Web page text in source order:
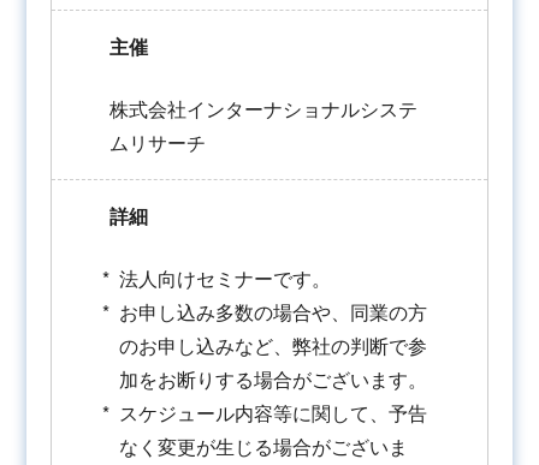
主催
株式会社インターナショナルシステ
ムリサーチ
詳細
法人向けセミナーです。
お申し込み多数の場合や、同業の方
のお申し込みなど、弊社の判断で参
加をお断りする場合がございます。
スケジュール内容等に関して、予告
なく変更が生じる場合がございま